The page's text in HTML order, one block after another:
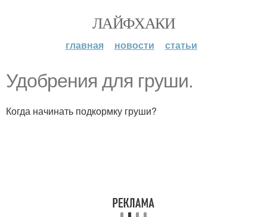
ЛАЙФХАКИ
главная новости статьи
Удобрения для груши.
Когда начинать подкормку груши?